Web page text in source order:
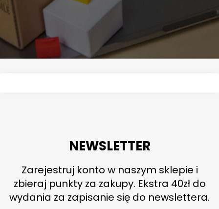
NEWSLETTER
Zarejestruj konto w naszym sklepie i
zbieraj punkty za zakupy. Ekstra 40zł do
wydania za zapisanie się do newslettera.